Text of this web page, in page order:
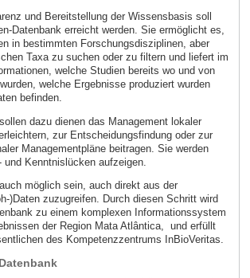
und Bereitstellung der Wissensbasis soll
Datenbank erreicht werden. Sie ermöglicht es,
in bestimmten Forschungsdisziplinen, aber
Taxa zu suchen oder zu filtern und liefert im
welche Studien bereits wo und von
welche Ergebnisse produziert wurden
befinden.
dazu dienen das Management lokaler
zur Entscheidungsfindung oder zur
Managementpläne beitragen. Sie werden
Kenntnislücken aufzeigen.
möglich sein, auch direkt aus der
)Daten zuzugreifen. Durch diesen Schritt wird
zu einem komplexen Informationssystem
der Region Mata Atlântica, und erfüllt
des Kompetenzzentrums InBioVeritas.